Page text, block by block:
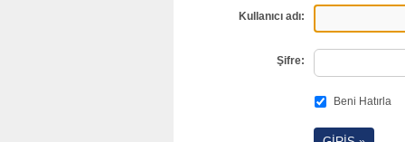
Kullanıcı adı:
Şifre:
Beni Hatırla